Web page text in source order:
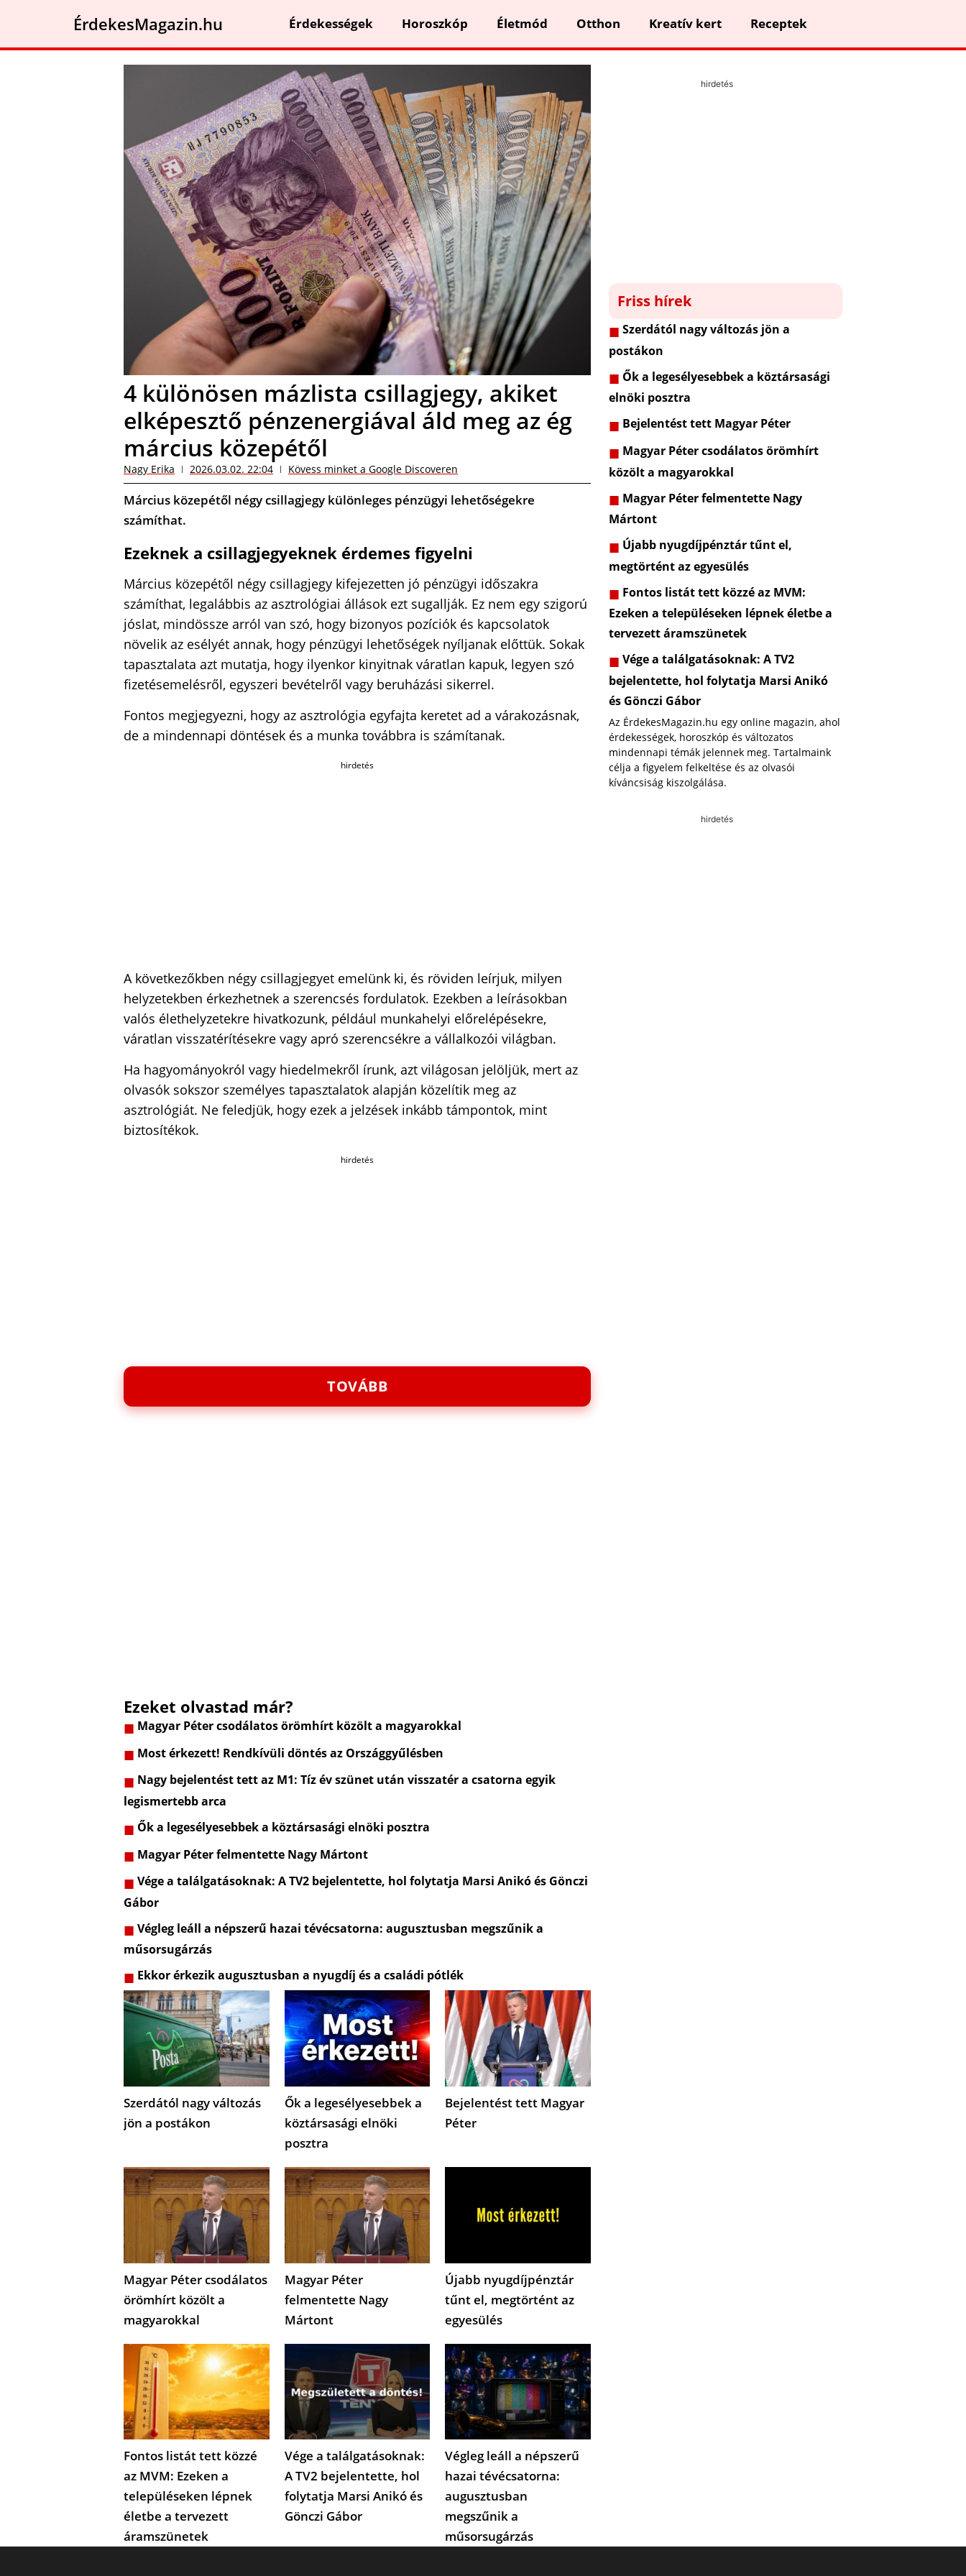
ÉrdekesMagazin.hu Érdekességek Horoszkóp Életmód Otthon Kreatív kert Receptek
4 különösen mázlista csillagjegy, akiket
elképesztő pénzenergiával áld meg az ég
március közepétől
Nagy Erika 2026.03.02. 22:04 Kövess minket a Google Discoveren
Március közepétől négy csillagjegy különleges pénzügyi lehetőségekre
számíthat.
Ezeknek a csillagjegyeknek érdemes figyelni
Március közepétől négy csillagjegy kifejezetten jó pénzügyi időszakra
számíthat, legalábbis az asztrológiai állások ezt sugallják. Ez nem egy szigorú
jóslat, mindössze arról van szó, hogy bizonyos pozíciók és kapcsolatok
növelik az esélyét annak, hogy pénzügyi lehetőségek nyíljanak előttük. Sokak
tapasztalata azt mutatja, hogy ilyenkor kinyitnak váratlan kapuk, legyen szó
fizetésemelésről, egyszeri bevételről vagy beruházási sikerrel.
Fontos megjegyezni, hogy az asztrológia egyfajta keretet ad a várakozásnak,
de a mindennapi döntések és a munka továbbra is számítanak.
hirdetés
A következőkben négy csillagjegyet emelünk ki, és röviden leírjuk, milyen
helyzetekben érkezhetnek a szerencsés fordulatok. Ezekben a leírásokban
valós élethelyzetekre hivatkozunk, például munkahelyi előrelépésekre,
váratlan visszatérítésekre vagy apró szerencsékre a vállalkozói világban.
Ha hagyományokról vagy hiedelmekről írunk, azt világosan jelöljük, mert az
olvasók sokszor személyes tapasztalatok alapján közelítik meg az
asztrológiát. Ne feledjük, hogy ezek a jelzések inkább támpontok, mint
biztosítékok.
hirdetés
TOVÁBB
Ezeket olvastad már?
Magyar Péter csodálatos örömhírt közölt a magyarokkal
Most érkezett! Rendkívüli döntés az Országgyűlésben
Nagy bejelentést tett az M1: Tíz év szünet után visszatér a csatorna egyik
legismertebb arca
Ők a legesélyesebbek a köztársasági elnöki posztra
Magyar Péter felmentette Nagy Mártont
Vége a találgatásoknak: A TV2 bejelentette, hol folytatja Marsi Anikó és Gönczi
Gábor
Végleg leáll a népszerű hazai tévécsatorna: augusztusban megszűnik a
műsorsugárzás
Ekkor érkezik augusztusban a nyugdíj és a családi pótlék
Szerdától nagy változás
jön a postákon
Ők a legesélyesebbek a
köztársasági elnöki
posztra
Bejelentést tett Magyar
Péter
Magyar Péter csodálatos
örömhírt közölt a
magyarokkal
Magyar Péter
felmentette Nagy
Mártont
Újabb nyugdíjpénztár
tűnt el, megtörtént az
egyesülés
Fontos listát tett közzé
az MVM: Ezeken a
településeken lépnek
életbe a tervezett
áramszünetek
Vége a találgatásoknak:
A TV2 bejelentette, hol
folytatja Marsi Anikó és
Gönczi Gábor
Végleg leáll a népszerű
hazai tévécsatorna:
augusztusban
megszűnik a
műsorsugárzás
hirdetés
Friss hírek
Szerdától nagy változás jön a
postákon
Ők a legesélyesebbek a köztársasági
elnöki posztra
Bejelentést tett Magyar Péter
Magyar Péter csodálatos örömhírt
közölt a magyarokkal
Magyar Péter felmentette Nagy
Mártont
Újabb nyugdíjpénztár tűnt el,
megtörtént az egyesülés
Fontos listát tett közzé az MVM:
Ezeken a településeken lépnek életbe a
tervezett áramszünetek
Vége a találgatásoknak: A TV2
bejelentette, hol folytatja Marsi Anikó
és Gönczi Gábor
Az ÉrdekesMagazin.hu egy online magazin, ahol
érdekességek, horoszkóp és változatos
mindennapi témák jelennek meg. Tartalmaink
célja a figyelem felkeltése és az olvasói
kíváncsiság kiszolgálása.
hirdetés